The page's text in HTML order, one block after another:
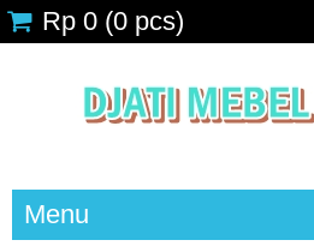
Rp 0 (0 pcs)
Menu